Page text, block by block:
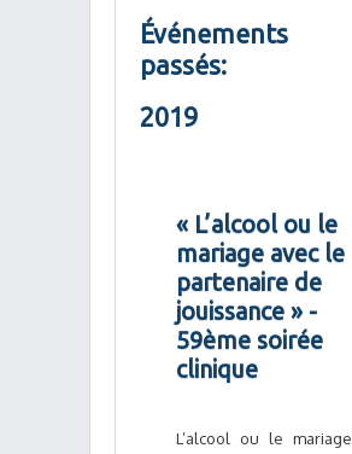
Événements
passés:
2019
« L’alcool ou le
mariage avec le
partenaire de
jouissance » -
59ème soirée
clinique
L’alcool ou le mariage